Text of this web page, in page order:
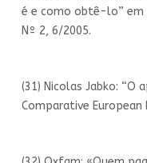
é e como obtê-lo” em
Nº 2, 6/2005.
(31) Nicolas Jabko: “O
Comparative